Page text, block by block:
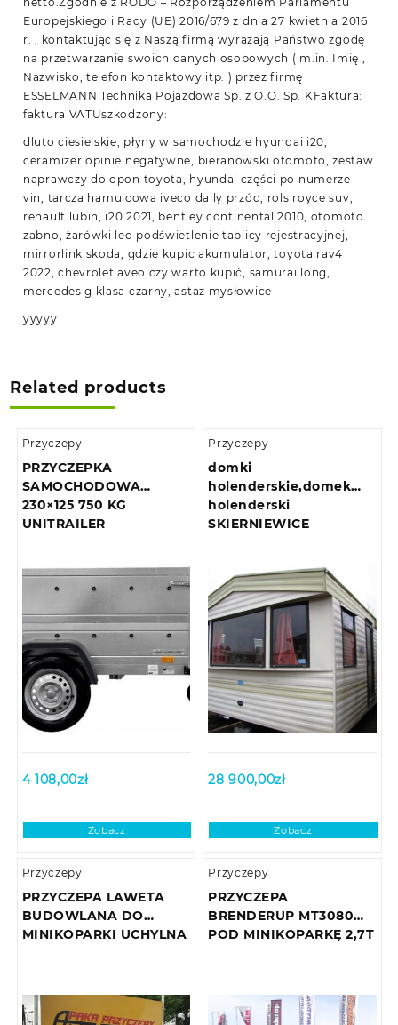
Europejskiego i Rady (UE) 2016/679 z dnia 27 kwietnia 2016
r. , kontaktując się z Naszą firmą wyrażają Państwo zgodę
na przetwarzanie swoich danych osobowych ( m.in. Imię ,
Nazwisko, telefon kontaktowy itp. ) przez firmę
ESSELMANN Technika Pojazdowa Sp. z O.O. Sp. KFaktura:
faktura VATUszkodzony:
dluto ciesielskie, płyny w samochodzie hyundai i20,
ceramizer opinie negatywne, bieranowski otomoto, zestaw
naprawczy do opon toyota, hyundai części po numerze
vin, tarcza hamulcowa iveco daily przód, rols royce suv,
renault lubin, i20 2021, bentley continental 2010, otomoto
zabno, żarówki led podświetlenie tablicy rejestracyjnej,
mirrorlink skoda, gdzie kupic akumulator, toyota rav4
2022, chevrolet aveo czy warto kupić, samurai long,
mercedes g klasa czarny, astaz mysłowice
yyyyy
Related products
Przyczepy
PRZYCZEPKA
SAMOCHODOWA
230×125 750 KG
UNITRAILER
4 108,00zł
Zobacz
Przyczepy
domki
holenderskie,domek
holenderski
SKIERNIEWICE
28 900,00zł
Zobacz
Przyczepy
PRZYCZEPA LAWETA
BUDOWLANA DO
MINIKOPARKI UCHYLNA
Przyczepy
PRZYCZEPA
BRENDERUP MT3080
POD MINIKOPARKĘ 2,7T